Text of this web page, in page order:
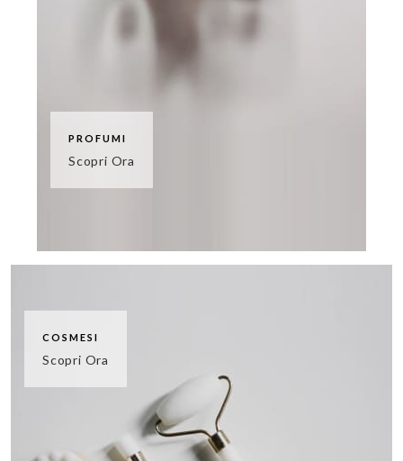
PROFUMI
Scopri Ora
COSMESI
Scopri Ora